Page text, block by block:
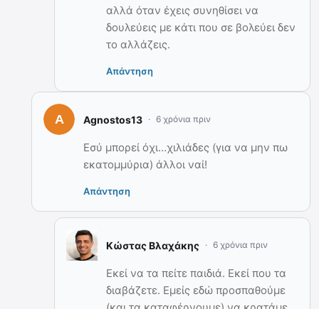
αλλά όταν έχεις συνηθίσει να
δουλεύεις με κάτι που σε βολεύει δεν
το αλλάζεις.
Απάντηση
Agnostos13 6 χρόνια πριν
Εσύ μπορεί όχι…χιλιάδες (για να μην πω
εκατομμύρια) άλλοι ναί!
Απάντηση
Κώστας Βλαχάκης 6 χρόνια πριν
Εκεί να τα πείτε παιδιά. Εκεί που τα
διαβάζετε. Εμείς εδώ προσπαθούμε